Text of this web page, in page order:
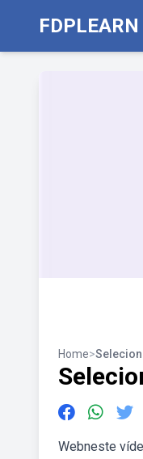
FDPLEARN
Home>
Webneste